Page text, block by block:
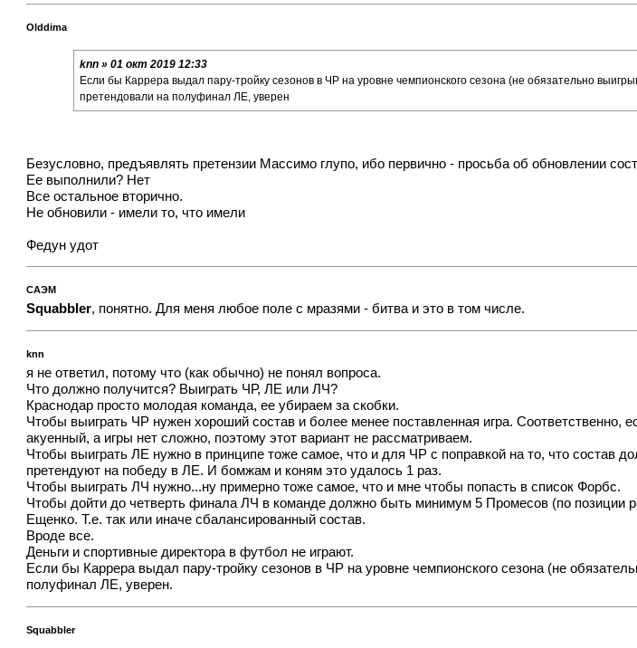
Olddima
knn » 01 окт 2019 12:33
Если бы Каррера выдал пару-тройку сезонов в ЧР на уровне чемпионского сезона (не обязательно
претендовали на полуфинал ЛЕ, уверен
Безусловно, предъявлять претензии Массимо глупо, ибо первично - просьба об обновлении
Ее выполнили? Нет
Все остальное вторично.
Не обновили - имели то, что имели
Федун удот
САЭМ
Squabbler, понятно. Для меня любое поле с мразями - битва и это в том числе.
knn
я не ответил, потому что (как обычно) не понял вопроса.
Что должно получится? Выиграть ЧР, ЛЕ или ЛЧ?
Краснодар просто молодая команда, ее убираем за скобки.
Чтобы выиграть ЧР нужен хороший состав и более менее поставленная игра. Соответственно,
акуенный, а игры нет сложно, поэтому этот вариант не рассматриваем.
Чтобы выиграть ЛЕ нужно в принципе тоже самое, что и для ЧР с поправкой на то, что состав
претендуют на победу в ЛЕ. И бомжам и коням это удалось 1 раз.
Чтобы выиграть ЛЧ нужно...ну примерно тоже самое, что и мне чтобы попасть в список Форбс.
Чтобы дойти до четверть финала ЛЧ в команде должно быть минимум 5 Промесов (по позиции
Ещенко. Т.е. так или иначе сбалансированный состав.
Вроде все.
Деньги и спортивные директора в футбол не играют.
Если бы Каррера выдал пару-тройку сезонов в ЧР на уровне чемпионского сезона (не
полуфинал ЛЕ, уверен.
Squabbler